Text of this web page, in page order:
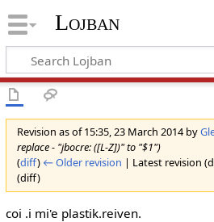
Lojban
Revision as of 15:35, 23 March 2014 by
replace - "jbocre: ([L-Z])" to "$1")
(diff) ← Older revision | Latest revision
(diff)
coi .i mi'e plastik.reiven.